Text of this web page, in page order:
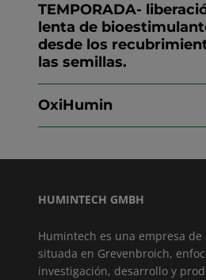
TEMPORADA-
lenta de
desde los
las semillas.
OxiHumin
HUMINTECH GMBH
Humintech es una empresa de
situada en Grevenbroich,
investigación, desarrollo y